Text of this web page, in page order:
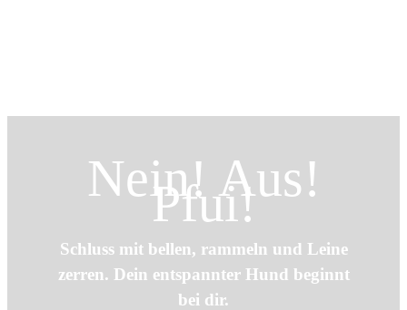
Nein! Aus!
Pfui!
Schluss mit bellen, rammeln und Leine
zerren. Dein entspannter Hund beginnt
bei dir.